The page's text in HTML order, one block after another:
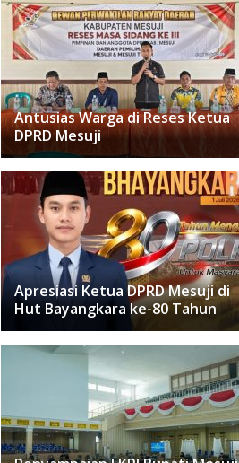
Antusias Warga di Reses Ketua
DPRD Mesuji
Apresiasi Ketua DPRD Mesuji di
Hut Bayangkara ke-80 Tahun